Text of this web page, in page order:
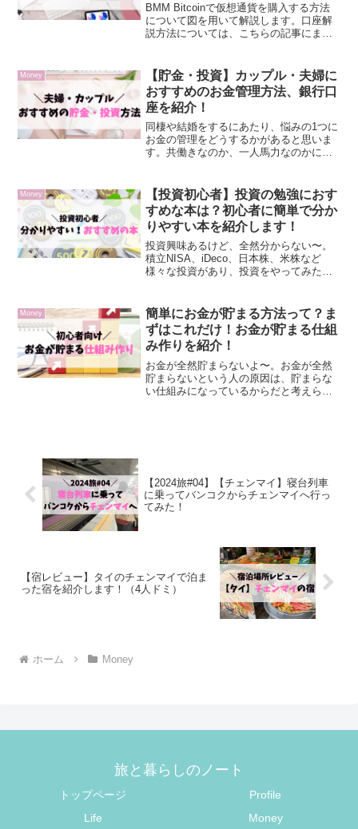
BMM Bitcoinで仮想通貨を購入する方法
について図を用いて解説します。口座解
説方法については、こちらの記事にまと
STEP1：購入したい仮想通貨を選ぶBMM
Bit...
Money
【貯金・投資】カップル・夫婦に
おすすめのお金管理方法、銀行口
座を紹介！
同棲や結婚をするにあたり、悩みの1つに
お金の管理をどうするかがあると思いま
す。共働きなのか、一人馬力なのかによ
なのか、完全個別管理するかと考えるこ
とはたくさんあります。...
Money
【投資初心者】投資の勉強におす
すめな本は？初心者に簡単で分か
りやすい本を紹介します！
投資興味あるけど、全然分からない〜。
積立NISA、iDeco、日本株、米株など
様々な投資があり、投資をやってみたい
事では私が実際に投資を始める前や、始
めた後に読んで分か...
Money
簡単にお金が貯まる方法って？ま
ずはこれだけ！お金が貯まる仕組
み作りを紹介！
お金が全然貯まらないよ〜。お金が全然
貯まらないという人の原因は、貯まらな
い仕組みになっているからだと考えられ
【2024旅#04】【チェンマイ】寝台列車
に乗ってバンコクからチェンマイへ行っ
てみた！
【宿レビュー】タイのチェンマイで泊ま
った宿を紹介します！（4人ドミ）
ホーム Money
旅と暮らしのノート
トップページ
Profile
Life
Money